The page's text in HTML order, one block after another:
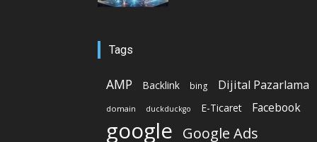
Tags
AMP Backlink bing Dijital Pazarlama
domain duckduckgo E-Ticaret Facebook
google Google Ads